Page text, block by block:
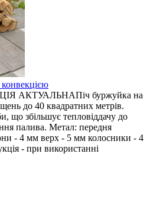
АКТУАЛЬНАПіч буржуйка на
до 40 квадратних метрів.
що збільшує тепловіддачу до
палива. Метал: передня
- 4 мм верх - 5 мм колосники - 4
- при використанні